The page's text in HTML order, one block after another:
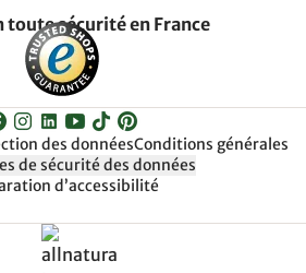
toute sécurité en France
des donnéesConditions générales
de sécurité des données
d’accessibilité